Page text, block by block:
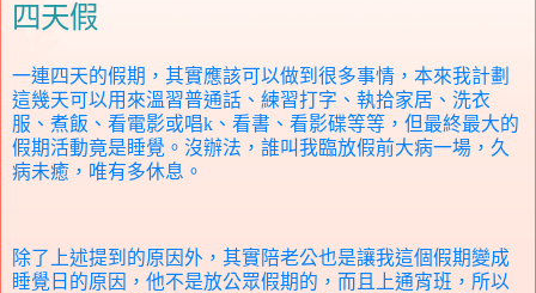
四天假
一連四天的假期，其實應該可以做到很多事情，本來我計劃
這幾天可以用來溫習普通話、練習打字、執拾家居、洗衣
服、煮飯、看電影或唱k 、看書、看影碟等等，但最終最大的
假期活動竟是睡覺。沒辦法，誰叫我臨放假前大病一場，久
病未癒，唯有多休息。
除了上述提到的原因外，其實陪老公也是讓我這個假期變成
睡覺日的原因，他不是放公眾假期的，而且上通宵班，所以